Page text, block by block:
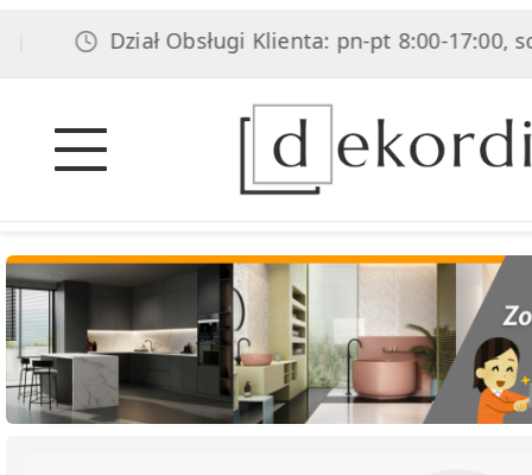
Dział Obsługi Klienta: pn-pt 8:00-17:00, sob